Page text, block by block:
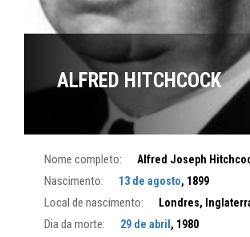
ALFRED HITCHCOCK
Nome completo: Alfred Joseph
Nascimento: 13 de agosto, 1899
Local de nascimento: Londres,
Dia da morte: 29 de abril , 1980